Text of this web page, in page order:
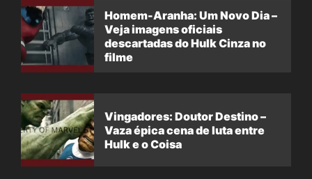
Homem-Aranha: Um Novo Dia –
Veja imagens oficiais
descartadas do Hulk Cinza no
filme
Vingadores: Doutor Destino –
Vaza épica cena de luta entre
Hulk e o Coisa